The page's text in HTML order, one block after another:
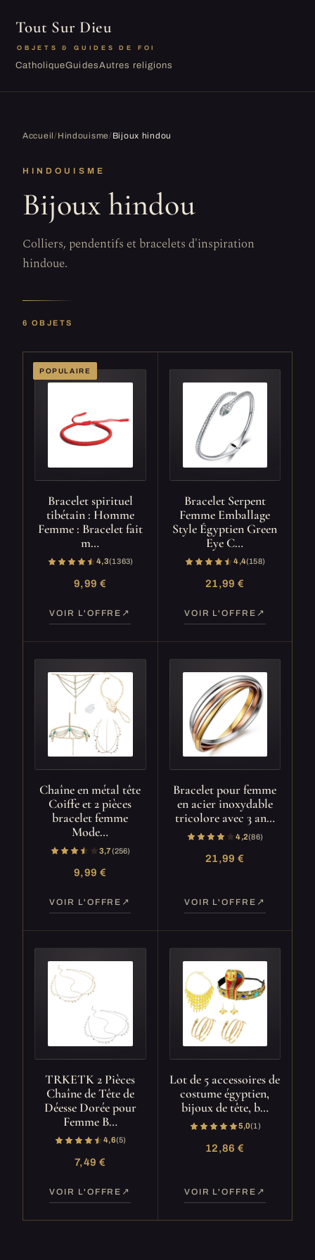
Tout Sur Dieu
OBJETS & GUIDES DE FOI
CatholiqueGuidesAutres religions
Accueil/ Hindouisme/ Bijoux hindou
HINDOUISME
Bijoux hindou
Colliers, pendentifs et bracelets d'inspiration
hindoue.
6 OBJETS
POPULAIRE
Bracelet spirituel
tibétain : Homme
Femme : Bracelet fait
m…
4,3(1 363)
9,99 €
VOIR L'OFFRE
Bracelet Serpent
Femme Emballage
Style Égyptien Green
Eye C…
4,4(158)
21,99 €
VOIR L'OFFRE
Chaîne en métal tête
Coiffe et 2 pièces
bracelet femme
Mode…
3,7(256)
9,99 €
VOIR L'OFFRE
Bracelet pour femme
en acier inoxydable
tricolore avec 3 an…
4,2(86)
21,99 €
VOIR L'OFFRE
TRKETK 2 Pièces
Chaîne de Tête de
Déesse Dorée pour
Femme B…
4,6(5)
7,49 €
VOIR L'OFFRE
Lot de 5 accessoires de
costume égyptien,
bijoux de tête, b…
5,0(1)
12,86 €
VOIR L'OFFRE